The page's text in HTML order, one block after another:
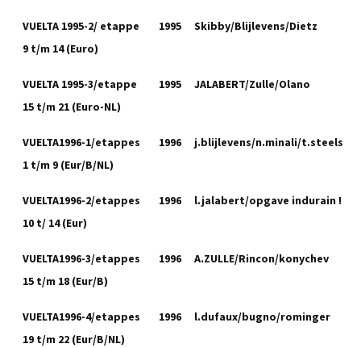
VUELTA 1995-2/ etappe
9 t/m 14 (Euro)
1995 Skibby/Blijlevens/Dietz
VUELTA 1995-3/etappe
15 t/m 21 (Euro-NL)
1995 JALABERT/Zulle/Olano
VUELTA1996-1/etappes
1 t/m 9 (Eur/B/NL)
1996 j.blijlevens/n.minali/t.steels
VUELTA1996-2/etappes
10 t/ 14 (Eur)
1996 l.jalabert/opgave indurain !
VUELTA1996-3/etappes
15 t/m 18 (Eur/B)
1996 A.ZULLE/Rincon/konychev
VUELTA1996-4/etappes
19 t/m 22 (Eur/B/NL)
1996 l.dufaux/bugno/rominger